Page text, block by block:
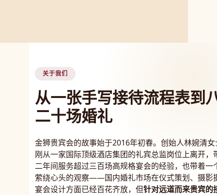
关于我们
从一张手写接待流程表到
二十场婚礼
金狮贵宾会的故事始于2016年初春。创始人林婉清
刚从一家国际顶级酒店集团的礼宾总监岗位上离开，
二年间服务超过三百场高规格宴会的经验，也带着一
萦绕心头的观察——国内婚礼市场在仪式策划、摄影
宴会设计方面已经百花齐放，但针对远道而来贵宾的